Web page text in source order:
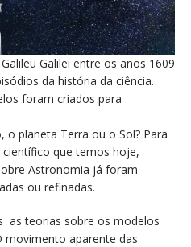
Galilei entre os anos 1609
da história da ciência.
foram criados para
planeta Terra ou o Sol? Para
que temos hoje,
Astronomia já foram
ou refinadas.
as teorias sobre os modelos
movimento aparente das